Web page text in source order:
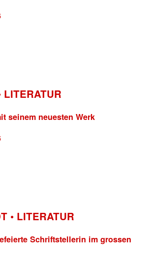
LITERATUR
seinem neuesten Werk
• LITERATUR
Schriftstellerin im grossen